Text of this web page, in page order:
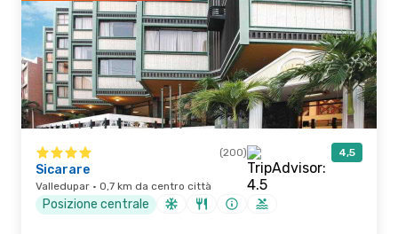
(200) 4,5
Sicarare
Valledupar · 0,7 km da centro città
Posizione centrale